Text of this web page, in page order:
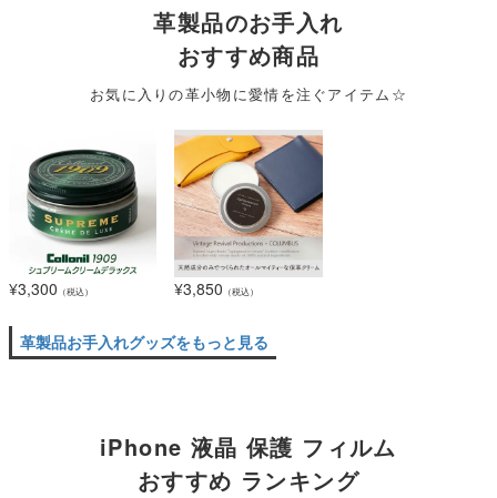
革製品のお手入れ
おすすめ商品
お気に入りの革小物に愛情を注ぐアイテム☆
¥3,300 （税込） ¥3,850 （税込）
革製品お手入れグッズをもっと見る
iPhone 液晶 保護 フィルム
おすすめ ランキング